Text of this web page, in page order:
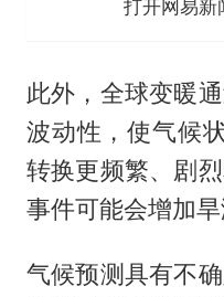
打开网易新
此外，全球变暖
波动性，使气候
转换更频繁、剧
事件可能会增加旱
气候预测具有不